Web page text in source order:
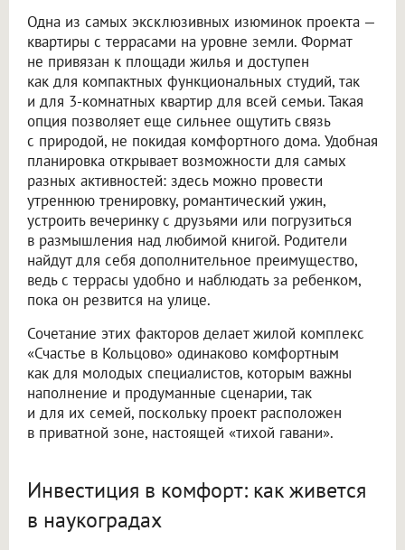
Одна из самых эксклюзивных изюминок проекта —
квартиры с террасами на уровне земли. Формат
не привязан к площади жилья и доступен
как для компактных функциональных студий, так
и для 3-комнатных квартир для всей семьи. Такая
опция позволяет еще сильнее ощутить связь
с природой, не покидая комфортного дома. Удобная
планировка открывает возможности для самых
разных активностей: здесь можно провести
утреннюю тренировку, романтический ужин,
устроить вечеринку с друзьями или погрузиться
в размышления над любимой книгой. Родители
найдут для себя дополнительное преимущество,
ведь с террасы удобно и наблюдать за ребенком,
пока он резвится на улице.
Сочетание этих факторов делает жилой комплекс
«Счастье в Кольцово» одинаково комфортным
как для молодых специалистов, которым важны
наполнение и продуманные сценарии, так
и для их семей, поскольку проект расположен
в приватной зоне, настоящей «тихой гавани».
Инвестиция в комфорт: как живется
в наукоградах